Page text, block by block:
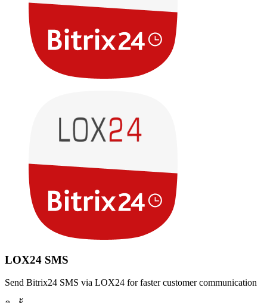
LOX24 SMS
Send Bitrix24 SMS via LOX24 for faster customer communication